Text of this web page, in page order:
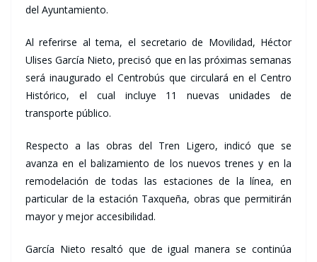
del Ayuntamiento.
Al referirse al tema, el secretario de Movilidad, Héctor
Ulises García Nieto, precisó que en las próximas semanas
será inaugurado el Centrobús que circulará en el Centro
Histórico, el cual incluye 11 nuevas unidades de
transporte público.
Respecto a las obras del Tren Ligero, indicó que se
avanza en el balizamiento de los nuevos trenes y en la
remodelación de todas las estaciones de la línea, en
particular de la estación Taxqueña, obras que permitirán
mayor y mejor accesibilidad.
García Nieto resaltó que de igual manera se continúa